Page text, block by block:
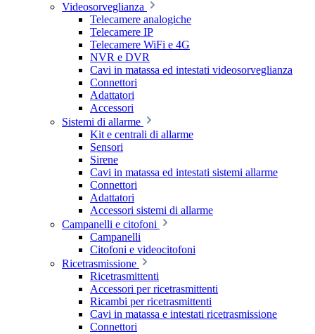
Videosorveglianza
Telecamere analogiche
Telecamere IP
Telecamere WiFi e 4G
NVR e DVR
Cavi in matassa ed intestati videosorveglianza
Connettori
Adattatori
Accessori
Sistemi di allarme
Kit e centrali di allarme
Sensori
Sirene
Cavi in matassa ed intestati sistemi allarme
Connettori
Adattatori
Accessori sistemi di allarme
Campanelli e citofoni
Campanelli
Citofoni e videocitofoni
Ricetrasmissione
Ricetrasmittenti
Accessori per ricetrasmittenti
Ricambi per ricetrasmittenti
Cavi in matassa e intestati ricetrasmissione
Connettori